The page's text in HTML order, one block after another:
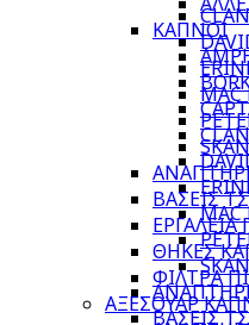
CLAN
MAC
ΒΑΣΕΙΣ
ΕΡΓΑΛΕΙΑ
ΘΗΚΕΣ
ΦΙΛΤΡΑ
ΑΞΕΣΟΥΑΡ
ΚΑΠΝΟΙ
CLAN
MAC
ΒΑΣΕΙΣ